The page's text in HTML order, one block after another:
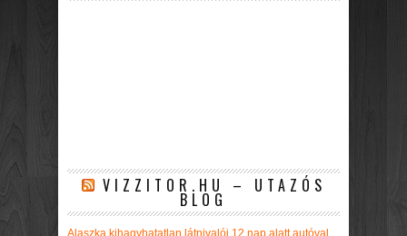
VIZZITOR.HU – UTAZÓS
BLOG
Alaszka kihagyhatatlan látnivalói 12 nap alatt autóval